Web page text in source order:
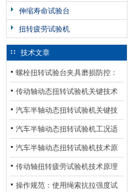
2026-07-23
伸缩寿命试验台
扭转疲劳试验机
技术文章
螺栓扭转试验台夹具磨损防控：
材质选型与表面处理的耐用性优
化
传动轴动态扭转试验机关键技术
及产业落地应用
汽车半轴动态扭转试验机关键技
术及产业落地应用
汽车半轴动态扭转试验机工况适
配与质控应用探析
汽车半轴动态扭转试验机技术原
理与行业应用
传动轴扭转疲劳试验机技术原理
与行业应用
操作规范：使用绳索抗拉强度试